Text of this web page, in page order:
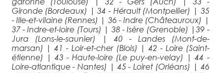
Gironde (Bordeaux) |34 - Hérault (Montpellier) | 35
- Ille-et-vilaine (Rennes) | 36 - Indre (Châteauroux) |
37 - Indre-et-loire (Tours) | 38 - Isère (Grenoble) |39 -
Jura (Lons-le-saunier)
|40 - Landes (Mont-de-
marsan) |41 - Loir-et-cher (Blois) |42 - Loire (Saint-
étienne)
|43 - Haute-loire (Le puy-en-velay) |44 -
Loire-atlantique - Nantes) |45 - Loiret (Orléans) |46